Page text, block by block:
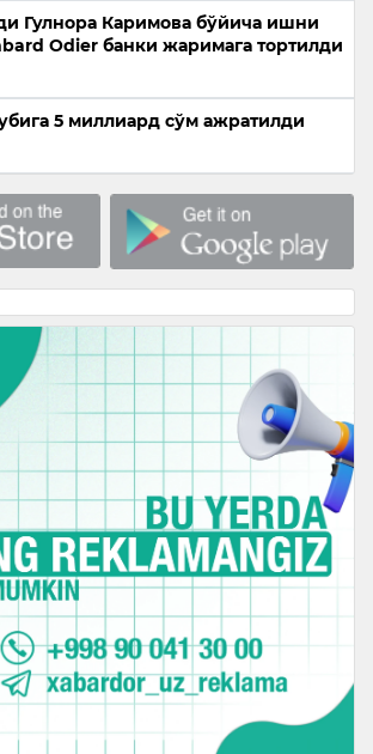
Гулнора Каримова бўйича ишни
Odier банки жаримага тортилди
5 миллиард сўм ажратилди